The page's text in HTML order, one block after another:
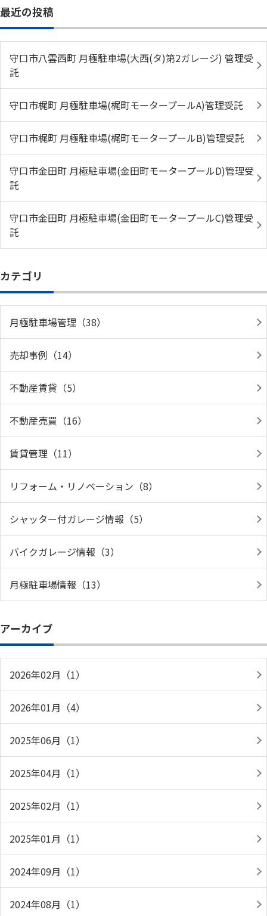
最近の投稿
守口市八雲西町 月極駐車場(大西(タ)第2ガレージ) 管理受
託
守口市梶町 月極駐車場(梶町モータープールA)管理受託
守口市梶町 月極駐車場(梶町モータープールB)管理受託
守口市金田町 月極駐車場(金田町モータープールD)管理受
託
守口市金田町 月極駐車場(金田町モータープールC)管理受
託
カテゴリ
月極駐車場管理（38）
売却事例（14）
不動産賃貸（5）
不動産売買（16）
賃貸管理（11）
リフォーム・リノベーション（8）
シャッター付ガレージ情報（5）
バイクガレージ情報（3）
月極駐車場情報（13）
アーカイブ
2026年02月（1）
2026年01月（4）
2025年06月（1）
2025年04月（1）
2025年02月（1）
2025年01月（1）
2024年09月（1）
2024年08月（1）